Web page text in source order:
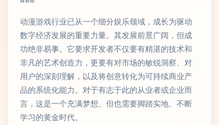
动漫游戏行业已从一个细分娱乐领域，成长为驱动
数字经济发展的重要力量。其发展前景广阔，但成
功绝非易事。它要求开发者不仅要有精湛的技术和
非凡的艺术创造力，更要有对市场的敏锐洞察、对
用户的深刻理解，以及将创意转化为可持续商业产
品的系统化能力。对于有志于此的从业者或企业而
言，这是一个充满梦想、但也需要脚踏实地、不断
学习的黄金时代。